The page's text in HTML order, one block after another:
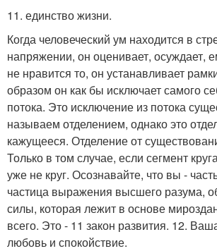
11. единство жизни.
Когда человеческий ум находится в
напряжении, он оценивает, осуждает,
не нравится то, он устанавливает
образом он как бы исключает самого
потока. Это исключение из потока
называем отделением, однако это
кажущееся. Отделение от
Только в том случае, если сегмент
уже не круг. Осознавайте, что вы -
частица выражения высшего разума,
силы, которая лежит в основе
всего. Это - 11 закон развития. 12.
любовь и спокойствие.